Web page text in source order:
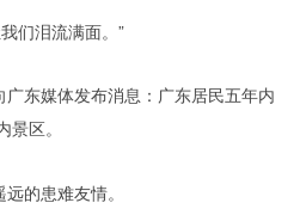
们泪流满面。”
东媒体发布消息：广东居民五年内
区。
的患难友情。